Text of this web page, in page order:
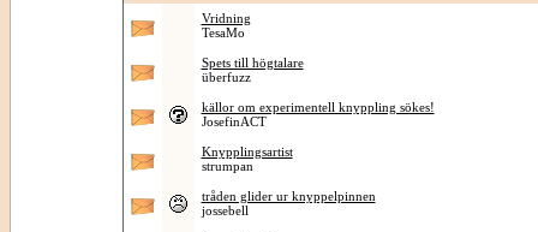
Vridning
TesaMo
Spets till högtalare
überfuzz
källor om experimentell knyppling sökes!
JosefinACT
Knypplingsartist
strumpan
tråden glider ur knyppelpinnen
jossebell